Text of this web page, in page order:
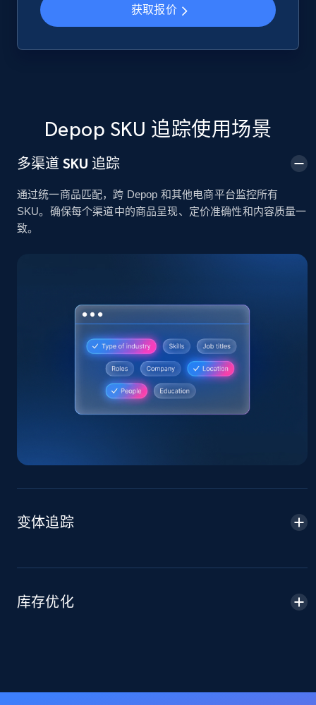
2.4K+ 199+ 立即开始
Google Shopping - collects products from
web using keywords
Rating, Reviews count, Images, Variations, and
2.4K+ 199+ 立即开始
Home Depot US
URL, Domain, Country code, Model number,
Sku, Product id, Product name, Manufacturer,
2.1K+ 355+
and more.
获取报价
Depop SKU 追踪使用场景
多渠道 SKU 追踪
通过统一商品匹配，跨 Depop 和其他电商平台监控所有
SKU。确保每个渠道中的商品呈现、定价准确性和内容质量一
致。
变体追踪
库存优化